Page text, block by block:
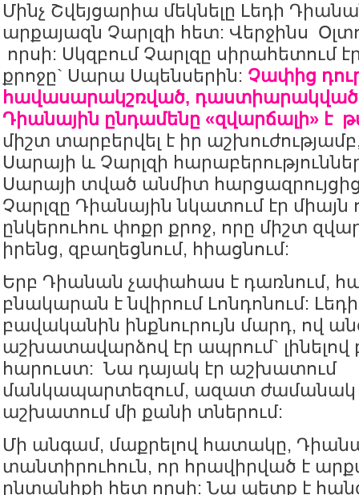
Մինչ Շվեյցարիա մեկնելը Լեդի
արքայազն Չարլզի հետ: Վերջինս
որսի: Սկզբում Չարլզը սիրահետում
քրոջը` Սարա Սպենսերին: Չափից
հավասարակշռված, դաստիարակված
Դիանային ընդամենը «զվարճալի» է
միշտ տարբերվել է իր
Սարայի և Չարլզի
Սարայի տված անմիտ
Չարլզը Դիանային նկատում էր միայն
ընկերուհու փոքր քրոջ, որը միշտ
իրենց, զբաղեցնում, հիացնում:
Երբ Դիանան չափահաս է դառնում,
բնակարան է նվիրում Լոնդոնում:
բավականին ինքնուրույն մարդ, ով
աշխատավարձով էր ապրում`
հարուստ: Նա դայակ էր աշխատում
մանկապարտեզում, ազատ ժամանակ
աշխատում մի քանի տներում:
Մի անգամ, մաքրելով հատակը,
տանտիրուհուն, որ հրավիրված է
ընտանիքի հետ որսի: Նա պետք է